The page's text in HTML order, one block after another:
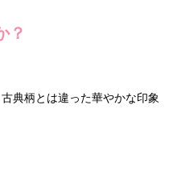
？
典柄とは違った華やかな印象